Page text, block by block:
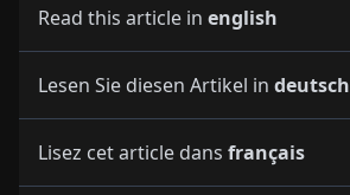
Read this article in english
Lesen Sie diesen Artikel in deutsch
Lisez cet article dans français